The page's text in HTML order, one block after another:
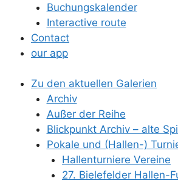
Buchungskalender
Interactive route
Contact
our app
Zu den aktuellen Galerien
Archiv
Außer der Reihe
Blickpunkt Archiv – alte
Pokale und (Hallen-)
Hallenturniere Vereine
27. Bielefelder Hallen-